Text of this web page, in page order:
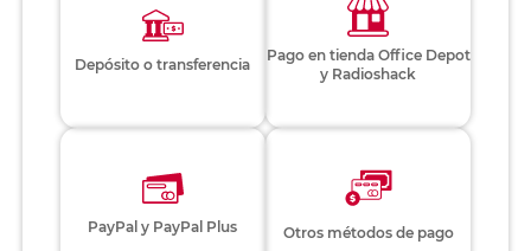
Depósito o transferencia
Pago en tienda Office Depot
y Radioshack
PayPal y PayPal Plus Otros métodos de pago